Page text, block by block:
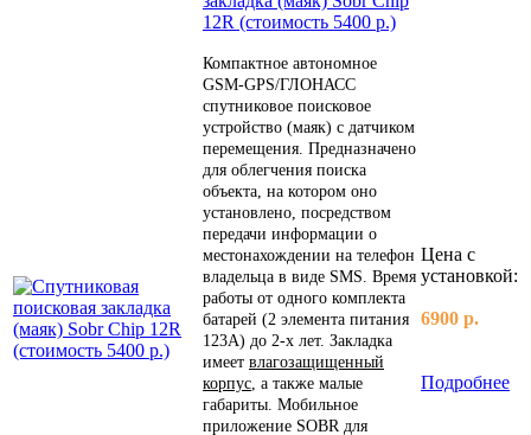
12R (стоимость 5400 р.)
Компактное автономное
GSM-GPS/ГЛОНАСС
спутниковое поисковое
устройство (маяк) с датчиком
перемещения. Предназначено
для облегчения поиска
объекта, на котором оно
установлено, посредством
передачи информации о
местонахождении на телефон
владельца в виде SMS. Время
работы от одного комплекта
батарей (2 элемента питания
123А) до 2-х лет. Закладка
имеет влагозащищенный
корпус , а также малые
габариты. Мобильное
приложение SOBR для
Цена с
установкой:
6900 р.
Подробнее